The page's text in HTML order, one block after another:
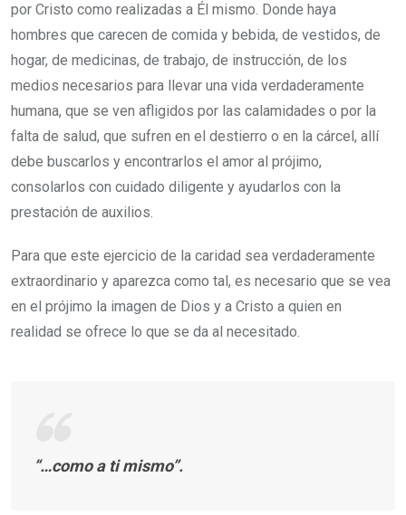
por Cristo como realizadas a Él mismo. Donde haya
hombres que carecen de comida y bebida, de vestidos, de
hogar, de medicinas, de trabajo, de instrucción, de los
medios necesarios para llevar una vida verdaderamente
humana, que se ven afligidos por las calamidades o por la
falta de salud, que sufren en el destierro o en la cárcel, allí
debe buscarlos y encontrarlos el amor al prójimo,
consolarlos con cuidado diligente y ayudarlos con la
prestación de auxilios.
Para que este ejercicio de la caridad sea verdaderamente
extraordinario y aparezca como tal, es necesario que se vea
en el prójimo la imagen de Dios y a Cristo a quien en
realidad se ofrece lo que se da al necesitado.
“…como a ti mismo”.